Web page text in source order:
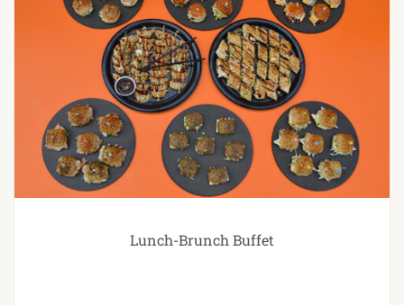
Lunch-Brunch Buffet